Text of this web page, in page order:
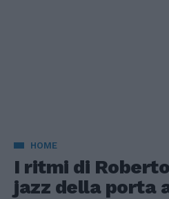
HOME
I ritmi di
jazz della porta